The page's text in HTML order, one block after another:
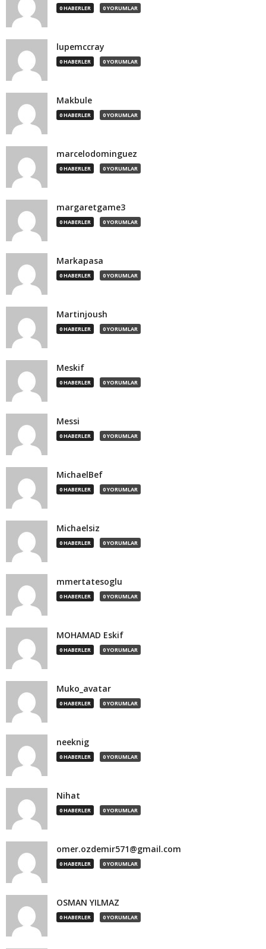
0 HABERLER 0 YORUMLAR
lupemccray
0 HABERLER 0 YORUMLAR
Makbule
0 HABERLER 0 YORUMLAR
marcelodominguez
0 HABERLER 0 YORUMLAR
margaretgame3
0 HABERLER 0 YORUMLAR
Markapasa
0 HABERLER 0 YORUMLAR
Martinjoush
0 HABERLER 0 YORUMLAR
Meskif
0 HABERLER 0 YORUMLAR
Messi
0 HABERLER 0 YORUMLAR
MichaelBef
0 HABERLER 0 YORUMLAR
Michaelsiz
0 HABERLER 0 YORUMLAR
mmertatesoglu
0 HABERLER 0 YORUMLAR
MOHAMAD Eskif
0 HABERLER 0 YORUMLAR
Muko_avatar
0 HABERLER 0 YORUMLAR
neeknig
0 HABERLER 0 YORUMLAR
Nihat
0 HABERLER 0 YORUMLAR
omer.ozdemir571@gmail.com
0 HABERLER 0 YORUMLAR
OSMAN YILMAZ
0 HABERLER 0 YORUMLAR